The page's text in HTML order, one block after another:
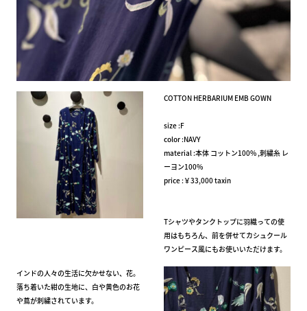
COTTON HERBARIUM EMB GOWN
size :F
color :NAVY
material :本体 コットン100% ,刺繍糸 レ
ーヨン100%
price :￥33,000 taxin
Tシャツやタンクトップに羽織っての使
用はもちろん、前を併せてカシュクール
ワンピース風にもお使いいただけます。
インドの人々の生活に欠かせない、花。
落ち着いた紺の生地に、白や黄色のお花
や蔦が刺繍されています。